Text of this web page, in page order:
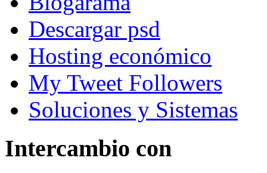
Descargar psd
Hosting económico
My Tweet Followers
Soluciones y Sistemas
Intercambio con